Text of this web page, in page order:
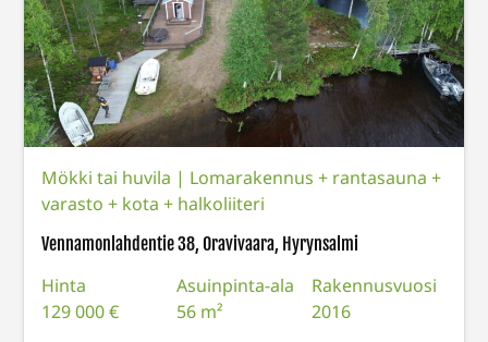
Mökki tai huvila | Lomarakennus + rantasauna +
varasto + kota + halkoliiteri
Vennamonlahdentie 38, Oravivaara, Hyrynsalmi
Hinta
129 000 €
Asuinpinta-ala
56 m²
Rakennusvuosi
2016